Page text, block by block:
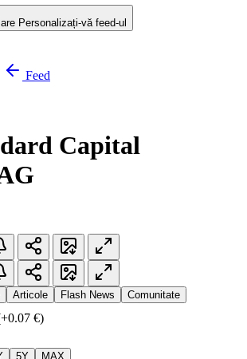
Personalizați-vă feed-ul
Feed
Capital
Articole Flash News Comunitate
€)
5Y MAX